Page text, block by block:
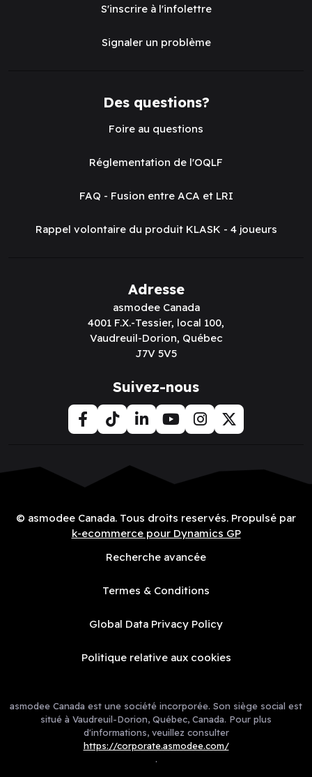
S'inscrire à l'infolettre
Signaler un problème
Des questions?
Foire au questions
Réglementation de l'OQLF
FAQ - Fusion entre ACA et LRI
Rappel volontaire du produit KLASK - 4 joueurs
Adresse
asmodee Canada
4001 F.X.-Tessier, local 100,
Vaudreuil-Dorion, Québec
J7V 5V5
Suivez-nous
© asmodee Canada. Tous droits reservés. Propulsé par
k-ecommerce pour Dynamics GP
Recherche avancée
Termes & Conditions
Global Data Privacy Policy
Politique relative aux cookies
asmodee Canada est une société incorporée. Son siège social est
situé à Vaudreuil-Dorion, Québec, Canada. Pour plus
d'informations, veuillez consulter
https://corporate.asmodee.com/
.